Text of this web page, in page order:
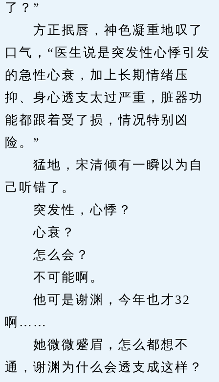
了？”
方正抿唇，神色凝重地叹了
口气，“医生说是突发性心悸引发
的急性心衰，加上长期情绪压
抑、身心透支太过严重，脏器功
能都跟着受了损，情况特别凶
险。”
猛地，宋清倾有一瞬以为自
己听错了。
突发性，心悸？
心衰？
怎么会？
不可能啊。
他可是谢渊，今年也才32
啊……
她微微蹙眉，怎么都想不
通，谢渊为什么会透支成这样？